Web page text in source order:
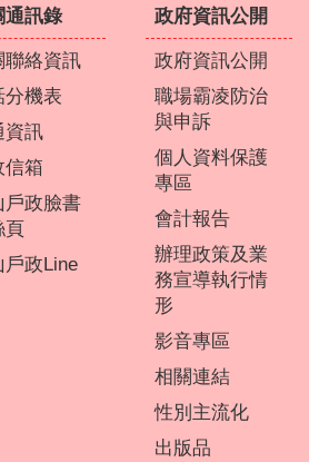
通訊錄
聯絡資訊
分機表
資訊
信箱
戶政臉書
頁
戶政Line
政府資訊公開
政府資訊公開
職場霸凌防治
與申訴
個人資料保護
專區
會計報告
辦理政策及業
務宣導執行情
形
影音專區
相關連結
性別主流化
出版品